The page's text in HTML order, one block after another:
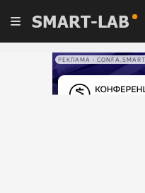
SMART-LAB
РЕКЛАМА •